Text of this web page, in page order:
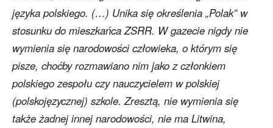
języka polskiego. (…) Unika się określenia „Polak” w
stosunku do mieszkańca ZSRR. W gazecie nigdy nie
wymienia się narodowości człowieka, o którym się
pisze, choćby rozmawiano nim jako z członkiem
polskiego zespołu czy nauczycielem w polskiej
(polskojęzycznej) szkole. Zresztą, nie wymienia się
także żadnej innej narodowości, nie ma Litwina,